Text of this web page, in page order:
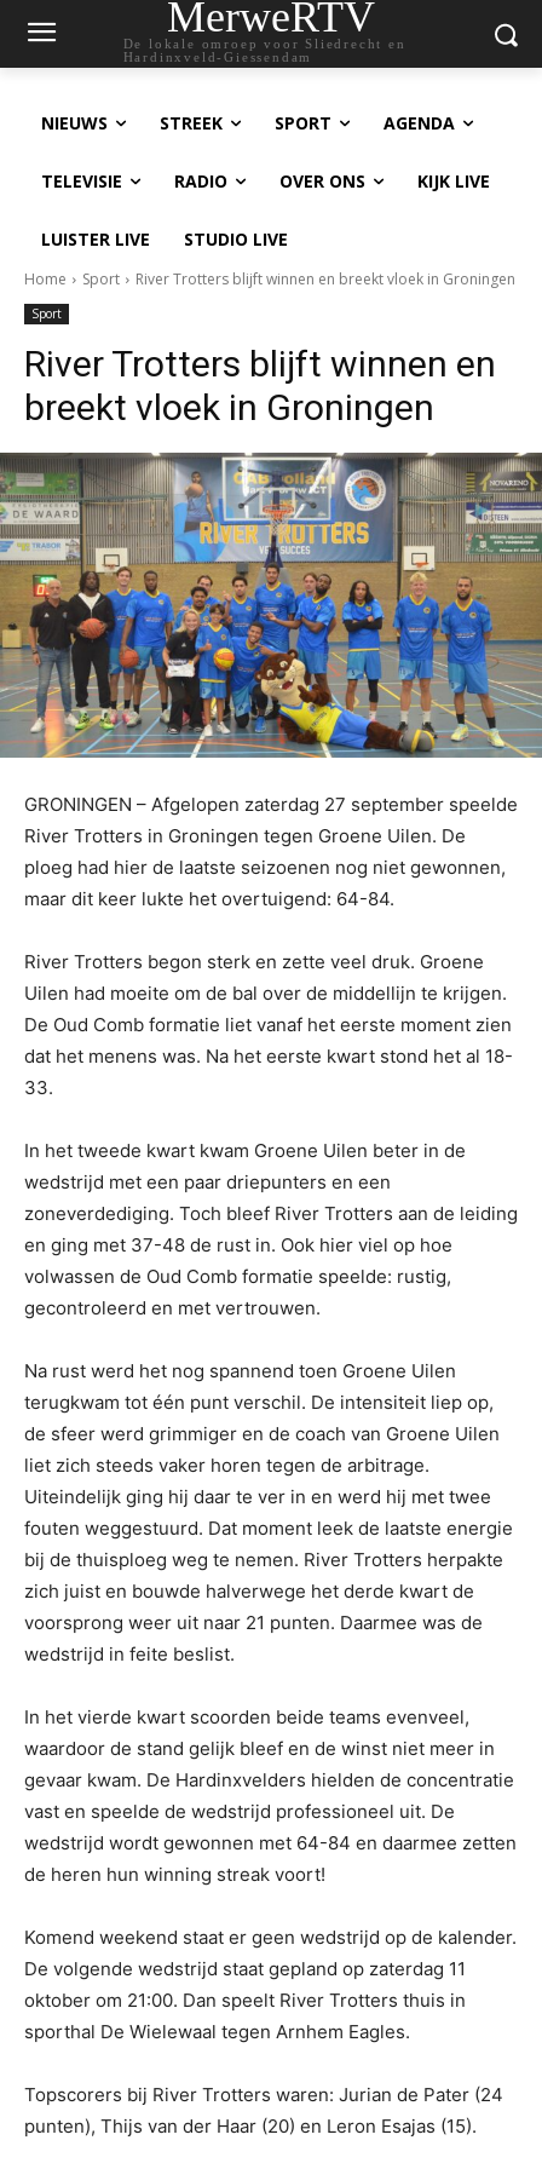
MerweRTV
De lokale omroep voor Sliedrecht en
Hardinxveld-Giessendam
NIEUWS STREEK SPORT AGENDA
TELEVISIE RADIO OVER ONS KIJK LIVE
LUISTER LIVE STUDIO LIVE
Home Sport River Trotters blijft winnen en breekt vloek in Groningen
Sport
River Trotters blijft winnen en
breekt vloek in Groningen
GRONINGEN – Afgelopen zaterdag 27 september speelde
River Trotters in Groningen tegen Groene Uilen. De
ploeg had hier de laatste seizoenen nog niet gewonnen,
maar dit keer lukte het overtuigend: 64-84.
River Trotters begon sterk en zette veel druk. Groene
Uilen had moeite om de bal over de middellijn te krijgen.
De Oud Comb formatie liet vanaf het eerste moment zien
dat het menens was. Na het eerste kwart stond het al 18-
33.
In het tweede kwart kwam Groene Uilen beter in de
wedstrijd met een paar driepunters en een
zoneverdediging. Toch bleef River Trotters aan de leiding
en ging met 37-48 de rust in. Ook hier viel op hoe
volwassen de Oud Comb formatie speelde: rustig,
gecontroleerd en met vertrouwen.
Na rust werd het nog spannend toen Groene Uilen
terugkwam tot één punt verschil. De intensiteit liep op,
de sfeer werd grimmiger en de coach van Groene Uilen
liet zich steeds vaker horen tegen de arbitrage.
Uiteindelijk ging hij daar te ver in en werd hij met twee
fouten weggestuurd. Dat moment leek de laatste energie
bij de thuisploeg weg te nemen. River Trotters herpakte
zich juist en bouwde halverwege het derde kwart de
voorsprong weer uit naar 21 punten. Daarmee was de
wedstrijd in feite beslist.
In het vierde kwart scoorden beide teams evenveel,
waardoor de stand gelijk bleef en de winst niet meer in
gevaar kwam. De Hardinxvelders hielden de concentratie
vast en speelde de wedstrijd professioneel uit. De
wedstrijd wordt gewonnen met 64-84 en daarmee zetten
de heren hun winning streak voort!
Komend weekend staat er geen wedstrijd op de kalender.
De volgende wedstrijd staat gepland op zaterdag 11
oktober om 21:00. Dan speelt River Trotters thuis in
sporthal De Wielewaal tegen Arnhem Eagles.
Topscorers bij River Trotters waren: Jurian de Pater (24
punten), Thijs van der Haar (20) en Leron Esajas (15).